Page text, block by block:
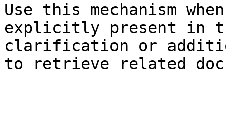
Use this mechanism
explicitly present in
clarification or